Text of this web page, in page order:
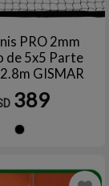
PRO 2mm
de 5x5 Parte
GISMAR
389